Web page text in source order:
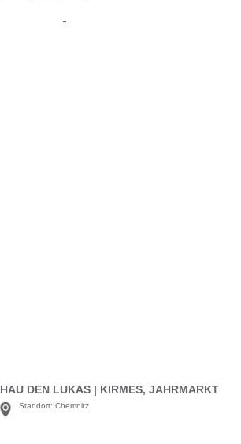
HAU DEN LUKAS | KIRMES, JAHRMARKT
Standort: Chemnitz